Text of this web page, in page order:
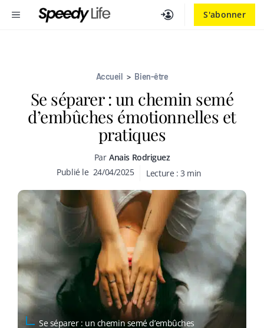
S'abonner
MENU
Accueil > Bien-être
Se séparer : un chemin semé
d’embûches émotionnelles et
pratiques
Par Anais Rodriguez
Publié le 24/04/2025 Lecture : 3 min
Se séparer : un chemin semé d’embûches